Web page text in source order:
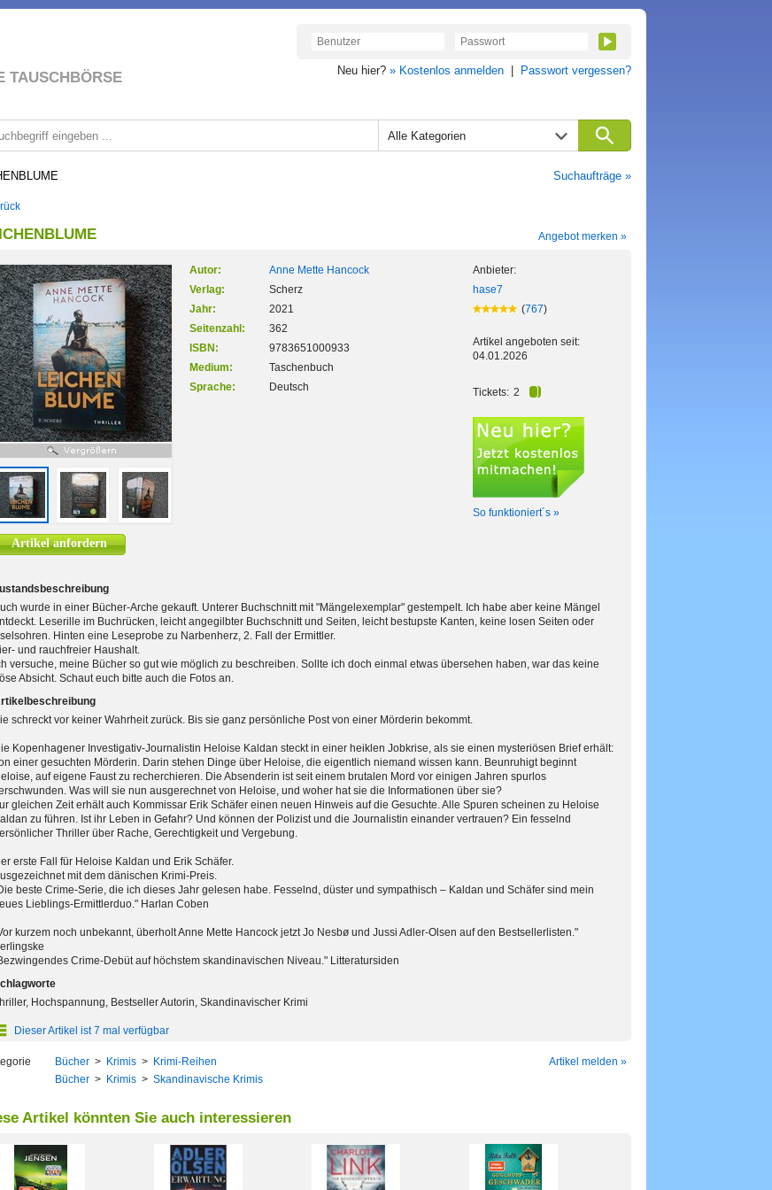
TAUSCHBÖRSE Neu hier? » Kostenlos anmelden Passwort vergessen?
Alle Kategorien
Suchaufträge »
Angebot merken »
Artikel anfordern
Autor:
Anne Mette Hancock
Verlag:
Scherz
Jahr:
2021
Seitenzahl:
362
ISBN:
9783651000933
Medium:
Taschenbuch
Sprache:
Deutsch
Anbieter:
hase7
(767)
Artikel angeboten seit:
04.01.2026
Tickets: 2
So funktioniert´s »
wurde in einer Bücher-Arche gekauft. Unterer Buchschnitt mit "Mängelexemplar" gestempelt. Ich habe aber keine Mängel
Leserille im Buchrücken, leicht angegilbter Buchschnitt und Seiten, leicht bestupste Kanten, keine losen Seiten oder
Hinten eine Leseprobe zu Narbenherz, 2. Fall der Ermittler.
und rauchfreier Haushalt.
versuche, meine Bücher so gut wie möglich zu beschreiben. Sollte ich doch einmal etwas übersehen haben, war das keine
Absicht. Schaut euch bitte auch die Fotos an.
schreckt vor keiner Wahrheit zurück. Bis sie ganz persönliche Post von einer Mörderin bekommt.
Kopenhagener Investigativ-Journalistin Heloise Kaldan steckt in einer heiklen Jobkrise, als sie einen mysteriösen Brief erhält:
einer gesuchten Mörderin. Darin stehen Dinge über Heloise, die eigentlich niemand wissen kann. Beunruhigt beginnt
auf eigene Faust zu recherchieren. Die Absenderin ist seit einem brutalen Mord vor einigen Jahren spurlos
Was will sie nun ausgerechnet von Heloise, und woher hat sie die Informationen über sie?
gleichen Zeit erhält auch Kommissar Erik Schäfer einen neuen Hinweis auf die Gesuchte. Alle Spuren scheinen zu Heloise
zu führen. Ist ihr Leben in Gefahr? Und können der Polizist und die Journalistin einander vertrauen? Ein fesselnd
Thriller über Rache, Gerechtigkeit und Vergebung.
erste Fall für Heloise Kaldan und Erik Schäfer.
mit dem dänischen Krimi-Preis.
beste Crime-Serie, die ich dieses Jahr gelesen habe. Fesselnd, düster und sympathisch – Kaldan und Schäfer sind mein
Lieblings-Ermittlerduo." Harlan Coben
kurzem noch unbekannt, überholt Anne Mette Hancock jetzt Jo Nesbø und Jussi Adler-Olsen auf den Bestsellerlisten."
Crime-Debüt auf höchstem skandinavischen Niveau." Litteratursiden
Hochspannung, Bestseller Autorin, Skandinavischer Krimi
Dieser Artikel ist 7 mal verfügbar
Bücher > Krimis > Krimi-Reihen
Bücher > Krimis > Skandinavische Krimis
Artikel melden »
Artikel könnten Sie auch interessieren